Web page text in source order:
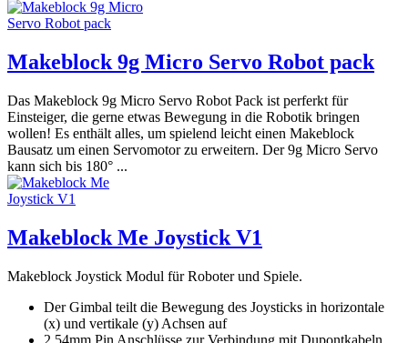
Makeblock 9g Micro Servo Robot pack
Das Makeblock 9g Micro Servo Robot Pack ist perferkt für
Einsteiger, die gerne etwas Bewegung in die Robotik bringen
wollen! Es enthält alles, um spielend leicht einen Makeblock
Bausatz um einen Servomotor zu erweitern. Der 9g Micro Servo
kann sich bis 180° ...
Makeblock Me Joystick V1
Makeblock Joystick Modul für Roboter und Spiele.
Der Gimbal teilt die Bewegung des Joysticks in horizontale
(x) und vertikale (y) Achsen auf
2.54mm Pin Anschlüsse zur Verbindung mit Dupontkabeln